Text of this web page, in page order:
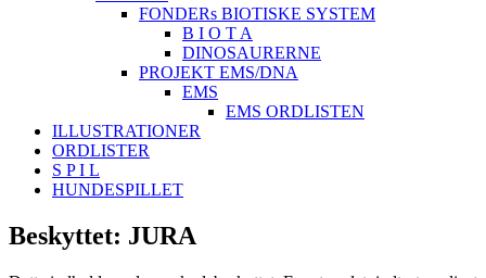
FONDERs BIOTISKE SYSTEM
B I O T A
DINOSAURERNE
PROJEKT EMS/DNA
EMS
EMS ORDLISTEN
ILLUSTRATIONER
ORDLISTER
S P I L
HUNDESPILLET
Beskyttet: JURA